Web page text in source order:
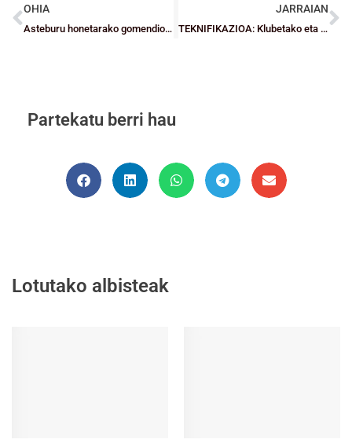
OHIA
Asteburu honetarako gomendiozko agenda
JARRAIAN
TEKNIFIKAZIOA: Klubetako eta ikastetxeetako entrenatzailentzako hirugarren deialdia
Partekatu berri hau
Lotutako albisteak